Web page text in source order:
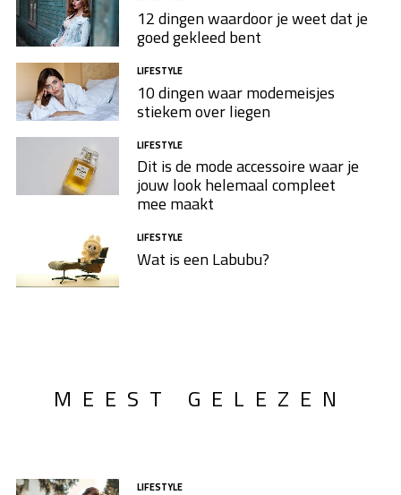
12 dingen waardoor je weet dat je
goed gekleed bent
LIFESTYLE
10 dingen waar modemeisjes
stiekem over liegen
LIFESTYLE
Dit is de mode accessoire waar je
jouw look helemaal compleet
mee maakt
LIFESTYLE
Wat is een Labubu?
MEEST GELEZEN
LIFESTYLE